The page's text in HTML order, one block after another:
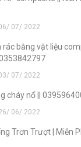
06/ 07/ 2022
rác bằng vật liệu
03/ 07/ 2022
cháy nổ ||
26/ 06/ 2022
Trơn Trượt | Miễn